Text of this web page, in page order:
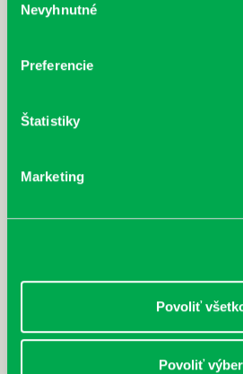
súhlasu
Nevyhnutné
Preferencie
Štatistiky
Marketing
Povoliť
Povoliť výber
McGrath, Andy: Tadej Pogačar:
nezastaviteľný